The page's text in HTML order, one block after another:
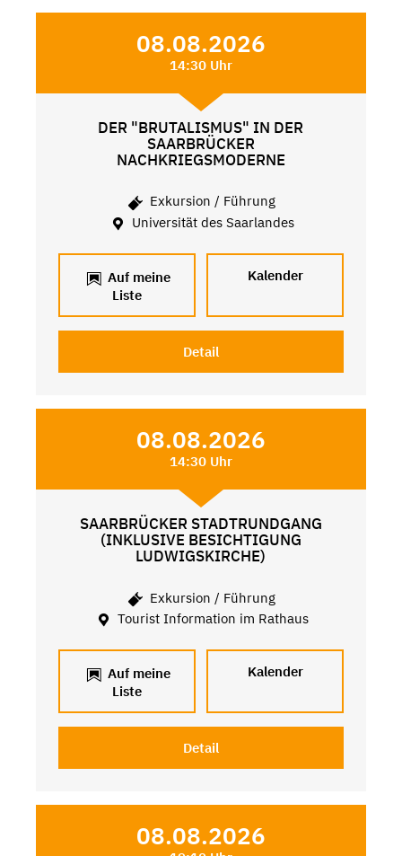
08.08.2026
14:30 Uhr
DER "BRUTALISMUS" IN DER
SAARBRÜCKER
NACHKRIEGSMODERNE
Exkursion / Führung
Universität des Saarlandes
Auf meine
Liste
Kalender
Detail
08.08.2026
14:30 Uhr
SAARBRÜCKER STADTRUNDGANG
(INKLUSIVE BESICHTIGUNG
LUDWIGSKIRCHE)
Exkursion / Führung
Tourist Information im Rathaus
Auf meine
Liste
Kalender
Detail
08.08.2026